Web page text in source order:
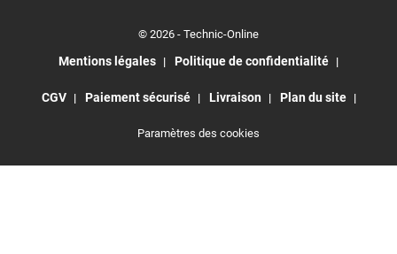
© 2026 - Technic-Online
Mentions légales Politique de confidentialité
CGV Paiement sécurisé Livraison Plan du site
Paramètres des cookies